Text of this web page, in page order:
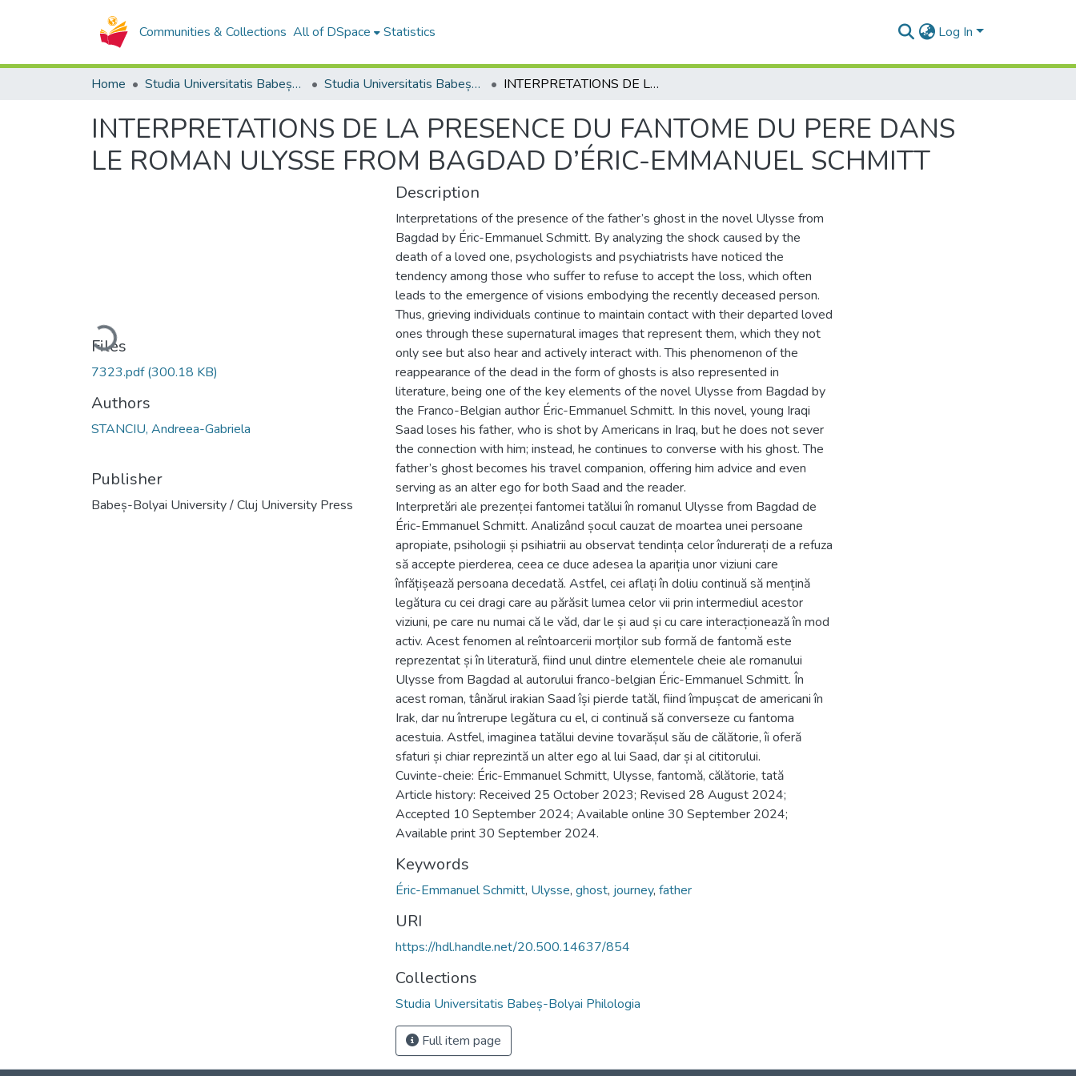
Communities & Collections All of DSpace Statistics Log In
Home Studia Universitatis Babeș-Bolyai Collection Studia Universitatis Babeș-Bolyai Philologia INTERPRETATIONS DE LA PRESENCE DU FANTOME DU PERE DANS LE ROMAN ULYSSE FROM BAGDAD D’ÉRIC-EMMANUEL SCHMITT
INTERPRETATIONS DE LA PRESENCE DU FANTOME DU PERE DANS
LE ROMAN ULYSSE FROM BAGDAD D’ÉRIC-EMMANUEL SCHMITT
Loading...
Files
7323.pdf(300.18 KB)
Authors
STANCIU, Andreea-Gabriela
Publisher
Babeș-Bolyai University / Cluj University Press
Description
Interpretations of the presence of the father’s ghost in the novel Ulysse from
Bagdad by Éric-Emmanuel Schmitt. By analyzing the shock caused by the
death of a loved one, psychologists and psychiatrists have noticed the
tendency among those who suffer to refuse to accept the loss, which often
leads to the emergence of visions embodying the recently deceased person.
Thus, grieving individuals continue to maintain contact with their departed loved
ones through these supernatural images that represent them, which they not
only see but also hear and actively interact with. This phenomenon of the
reappearance of the dead in the form of ghosts is also represented in
literature, being one of the key elements of the novel Ulysse from Bagdad by
the Franco-Belgian author Éric-Emmanuel Schmitt. In this novel, young Iraqi
Saad loses his father, who is shot by Americans in Iraq, but he does not sever
the connection with him; instead, he continues to converse with his ghost. The
father’s ghost becomes his travel companion, offering him advice and even
serving as an alter ego for both Saad and the reader.
Interpretări ale prezenței fantomei tatălui în romanul Ulysse from Bagdad de
Éric-Emmanuel Schmitt. Analizând șocul cauzat de moartea unei persoane
apropiate, psihologii și psihiatrii au observat tendința celor îndurerați de a refuza
să accepte pierderea, ceea ce duce adesea la apariția unor viziuni care
înfățișează persoana decedată. Astfel, cei aflați în doliu continuă să mențină
legătura cu cei dragi care au părăsit lumea celor vii prin intermediul acestor
viziuni, pe care nu numai că le văd, dar le și aud și cu care interacționează în mod
activ. Acest fenomen al reîntoarcerii morților sub formă de fantomă este
reprezentat și în literatură, fiind unul dintre elementele cheie ale romanului
Ulysse from Bagdad al autorului franco-belgian Éric-Emmanuel Schmitt. În
acest roman, tânărul irakian Saad își pierde tatăl, fiind împușcat de americani în
Irak, dar nu întrerupe legătura cu el, ci continuă să converseze cu fantoma
acestuia. Astfel, imaginea tatălui devine tovarășul său de călătorie, îi oferă
sfaturi și chiar reprezintă un alter ego al lui Saad, dar și al cititorului.
Cuvinte-cheie: Éric-Emmanuel Schmitt, Ulysse, fantomă, călătorie, tată
Article history: Received 25 October 2023; Revised 28 August 2024;
Accepted 10 September 2024; Available online 30 September 2024;
Available print 30 September 2024.
Keywords
Éric-Emmanuel Schmitt, Ulysse, ghost, journey, father
URI
https://hdl.handle.net/20.500.14637/854
Collections
Studia Universitatis Babeș-Bolyai Philologia
Full item page